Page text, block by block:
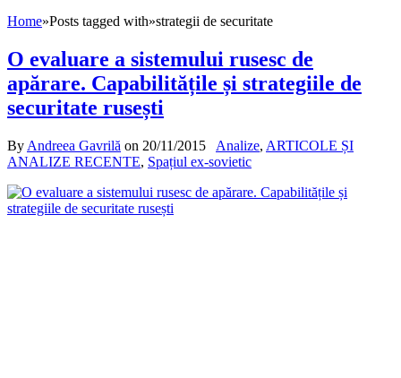
Home»Posts tagged with»strategii de securitate
O evaluare a sistemului rusesc de
apărare. Capabilitățile și strategiile de
securitate rusești
By Andreea Gavrilă on 20/11/2015 Analize, ARTICOLE ȘI
ANALIZE RECENTE, Spațiul ex-sovietic